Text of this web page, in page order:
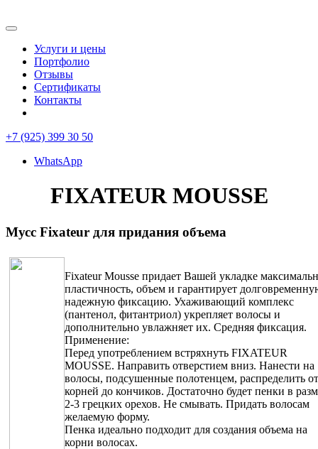
Услуги и цены
Портфолио
Отзывы
Сертификаты
Контакты
+7 (925) 399 30 50
WhatsApp
FIXATEUR MOUSSE
Мусс Fixateur для придания объема
Fixateur Mousse придает Вашей укладке
пластичность, объем и гарантирует
надежную фиксацию. Ухаживающий комплекс
(пантенол, фитантриол) укрепляет волосы и
дополнительно увлажняет их. Средняя фиксация.
Применение:
Перед употреблением встряхнуть FIXATEUR
MOUSSE. Направить отверстием вниз. Нанести на
волосы, подсушенные полотенцем, распределить от
корней до кончиков. Достаточно будет пенки в
2-3 грецких орехов. Не смывать. Придать волосам
желаемую форму.
Пенка идеально подходит для создания объема на
корни волосах.